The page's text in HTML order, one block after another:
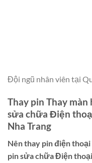
Đội ngũ nhân viên tại
Thay pin Thay
sửa chữa Điện
Nha Trang
Nên thay pin điện thoại
pin sửa chữa Điện